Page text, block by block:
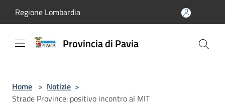
Regione Lombardia
Provincia di Pavia
Home > Notizie >
Strade Province: positivo incontro al MIT